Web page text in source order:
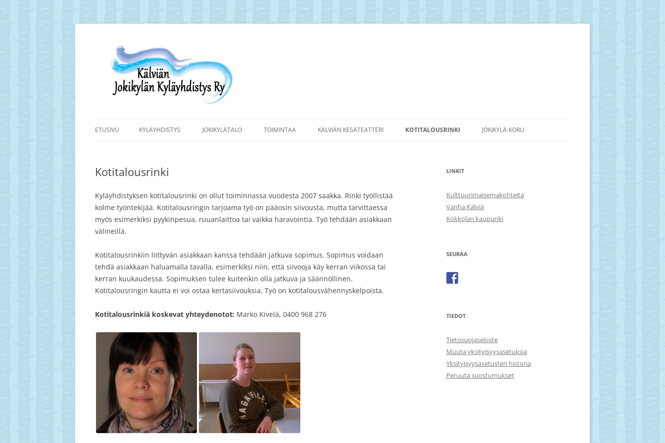
Siirry
ETUSIVU KYLÄYHDISTYS JOKIKYLÄTALO TOIMINTAA KÄLVIÄN KESÄTEATTERI KOTITALOUSRINKI JOKIKYLÄ-KORU
Kotitalousrinki
Kyläyhdistyksen kotitalousrinki on ollut toiminnassa vuodesta 2007 saakka. Rinki työllistää
kolme työntekijää. Kotitalousringin tarjoama työ on pääosin siivousta, mutta tarvittaessa
myös esimerkiksi pyykinpesua, ruuanlaittoa tai vaikka haravointia. Työ tehdään asiakkaan
välineillä.
Kotitalousrinkiin liittyvän asiakkaan kanssa tehdään jatkuva sopimus. Sopimus voidaan
tehdä asiakkaan haluamalla tavalla, esimerkiksi niin, että siivooja käy kerran viikossa tai
kerran kuukaudessa. Sopimuksen tulee kuitenkin olla jatkuva ja säännöllinen.
Kotitalousringin kautta ei voi ostaa kertasiivouksia. Työ on kotitalousvähennyskelpoista.
Kotitalousrinkiä koskevat yhteydenotot: Marko Kivelä, 0400 968 276
LINKIT
Kulttuurimaisemakohteita
Vanha Kälviä
Kokkolan kaupunki
SEURAA
TIEDOT
Tietosuojaseloste
Muuta yksityisyysasetuksia
Yksityisyysasetusten historia
Peruuta suostumukset